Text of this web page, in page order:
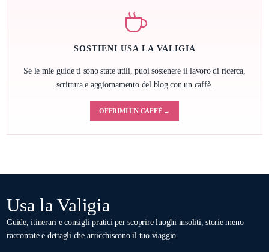
SOSTIENI USA LA VALIGIA
Se le mie guide ti sono state utili, puoi sostenere il lavoro di ricerca,
scrittura e aggiornamento del blog con un caffè.
OFFRIMI UN CAFFÈ →
Usa la Valigia
Guide, itinerari e consigli pratici per scoprire luoghi insoliti, storie meno
raccontate e dettagli che arricchiscono il tuo viaggio.